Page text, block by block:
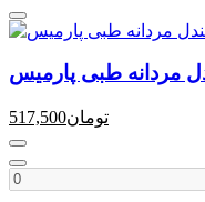
مردانه طبی پارمیس
517,500تومان